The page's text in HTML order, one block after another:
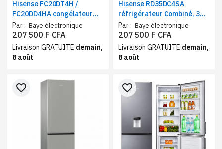
Hisense FC20DT4H /
FC20DD4HA congélateur
horizontal 200 litres classe
A+
Par : Baye électronique
207 500 F CFA
Livraison GRATUITE demain,
8 août
Hisense RD35DC4SA
réfrigérateur Combiné, 3
tiroirs, 270 litres, Classe
énergétique A
Par : Baye électronique
207 500 F CFA
Livraison GRATUITE demain,
8 août
favorite_border favorite_border